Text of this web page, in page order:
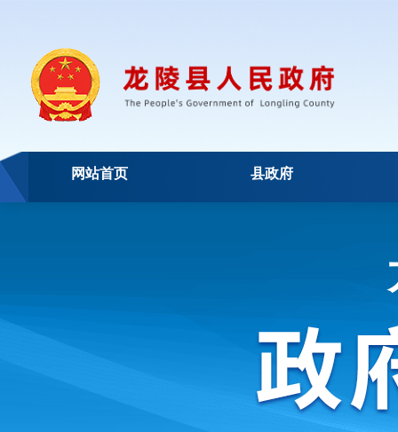
网站首页 县政府